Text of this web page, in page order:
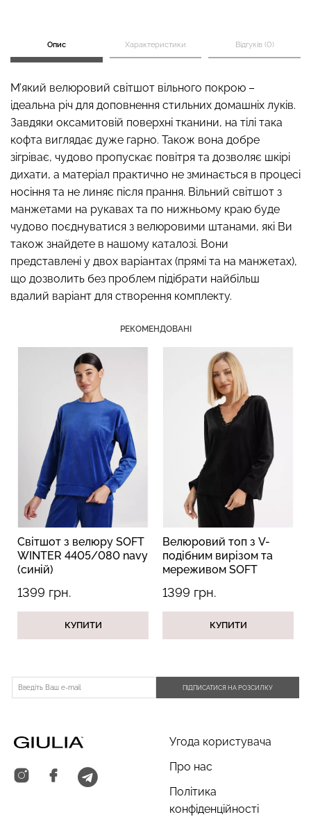
Опис Характеристики Відгуків (0)
М’який велюровий світшот вільного покрою –
ідеальна річ для доповнення стильних домашніх луків.
Завдяки оксамитовій поверхні тканини, на тілі така
кофта виглядає дуже гарно. Також вона добре
зігріває, чудово пропускає повітря та дозволяє шкірі
дихати, а матеріал практично не зминається в процесі
носіння та не линяє після прання. Вільний світшот з
манжетами на рукавах та по нижньому краю буде
чудово поєднуватися з велюровими штанами, які Ви
також знайдете в нашому каталозі. Вони
представлені у двох варіантах (прямі та на манжетах),
що дозволить без проблем підібрати найбільш
вдалий варіант для створення комплекту.
РЕКОМЕНДОВАНІ
Світшот з велюру SOFT
WINTER 4405/080 navy
(синій)
1399 грн.
КУПИТИ
Велюровий топ з V-
подібним вирізом та
мереживом SOFT
(чорний)
1399 грн.
КУПИТИ
ПІДПИСАТИСЯ НА РОЗСИЛКУ
Угода користувача
Про нас
Політика
конфіденційності
BRIEFS (чорний) Giulia
179 грн. 299 грн.
CAMI TOP RIB white (білий)
Giulia
299 грн.499 грн.
Топ на бретелях в рубчик
CAMI TOP RIB black
(чорний) Giulia
299 грн. 499 грн.
Безшовний топ на
бретелях CAMI TOP
(білий) Giulia
399 грн.
Безшовний топ з легкою
(бежевий) Giulia
Велосипедки з пуш-ап
(чорний) Giulia
454 грн.